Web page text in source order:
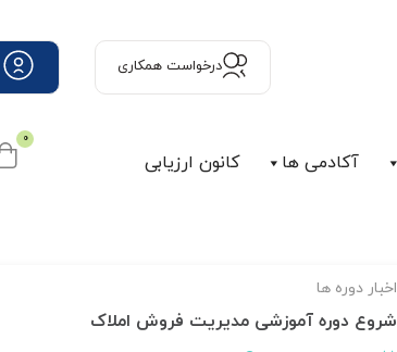
درخواست همكاری
آکادمی ها کانون ارزیابی
0
اخبار دوره ها
شروع دوره آموزشی مدیریت فروش املاک